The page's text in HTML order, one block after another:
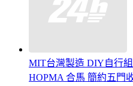
MIT台灣製造 DIY自行
HOPMA 合馬 簡約五門